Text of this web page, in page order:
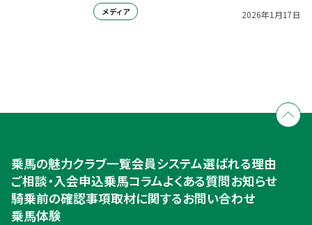
メディア 2026年1 月17日
入会のご相談・申込
ご相談・入会申込
乗馬の魅力クラブ一覧会員システム選ばれる理由
ご相談・入会申込乗馬コラムよくある質問お知らせ
騎乗前の確認事項取材に関するお問い合わせ
乗馬体験